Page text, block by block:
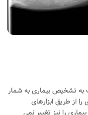
به تشخیص بیماری به شمار
از طریق ابزارهای
را نیز تغییر نمی